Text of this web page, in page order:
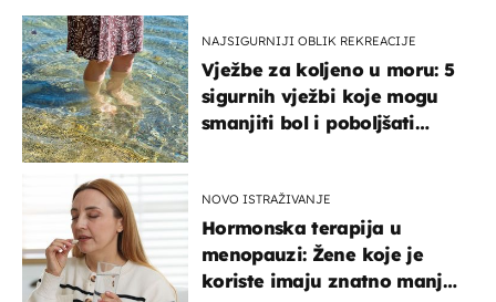
NAJSIGURNIJI OBLIK REKREACIJE
Vježbe za koljeno u moru: 5
sigurnih vježbi koje mogu
smanjiti bol i poboljšati
NOVO ISTRAŽIVANJE
Hormonska terapija u
menopauzi: Žene koje je
koriste imaju znatno manji